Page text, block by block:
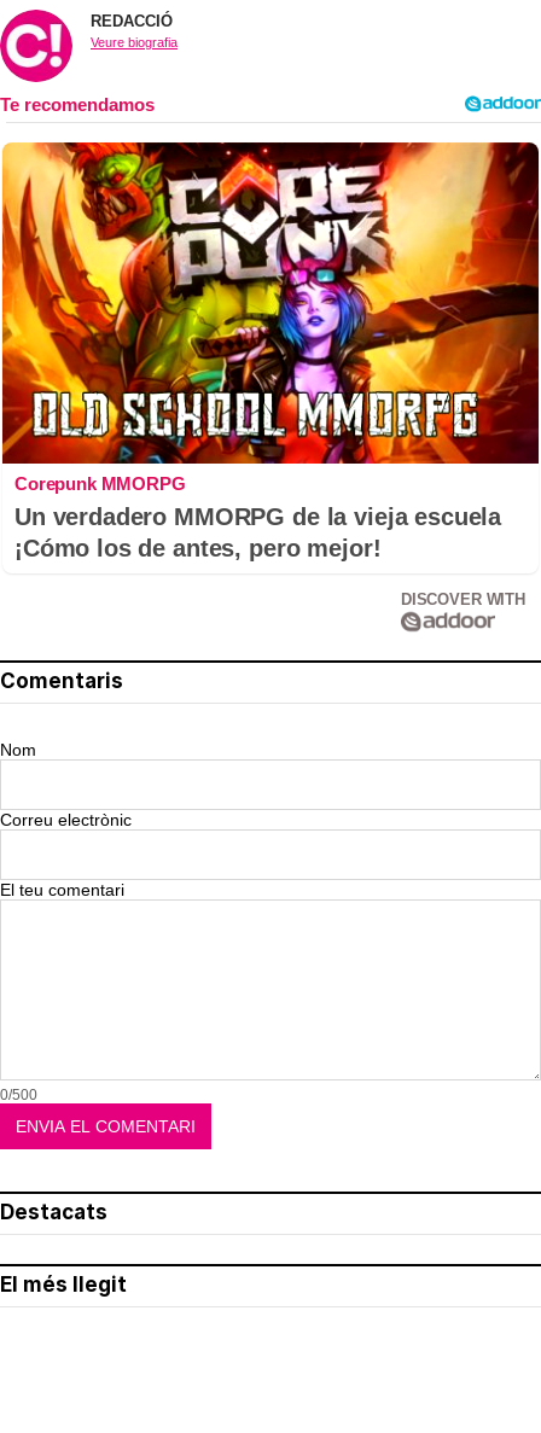
REDACCIÓ
Veure biografia
Corepunk MMORPG
Un verdadero MMORPG de la vieja escuela
¡Cómo los de antes, pero mejor!
DISCOVER WITH
Comentaris
Nom
Correu electrònic
El teu comentari
0/500
Destacats
El més llegit